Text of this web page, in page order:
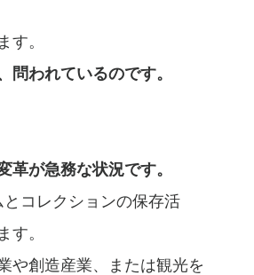
す。
問われているのです。
が急務な状況です。
コレクションの保存活
す。
や創造産業、または観光を